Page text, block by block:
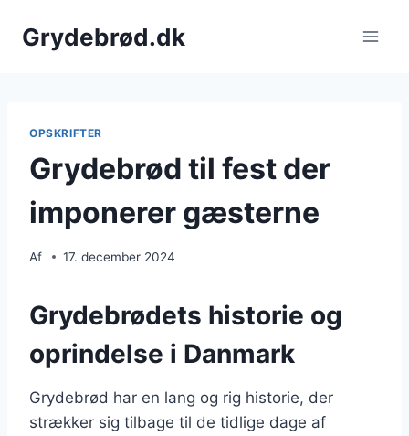
Grydebrød.dk
OPSKRIFTER
Grydebrød til fest der
imponerer gæsterne
Af 17. december 2024
Grydebrødets historie og
oprindelse i Danmark
Grydebrød har en lang og rig historie, der
strækker sig tilbage til de tidlige dage af